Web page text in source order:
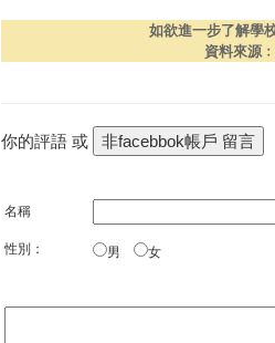
如欲進一步了解學
資料來源﹕
你的評語 或
名稱
性別： 男 女